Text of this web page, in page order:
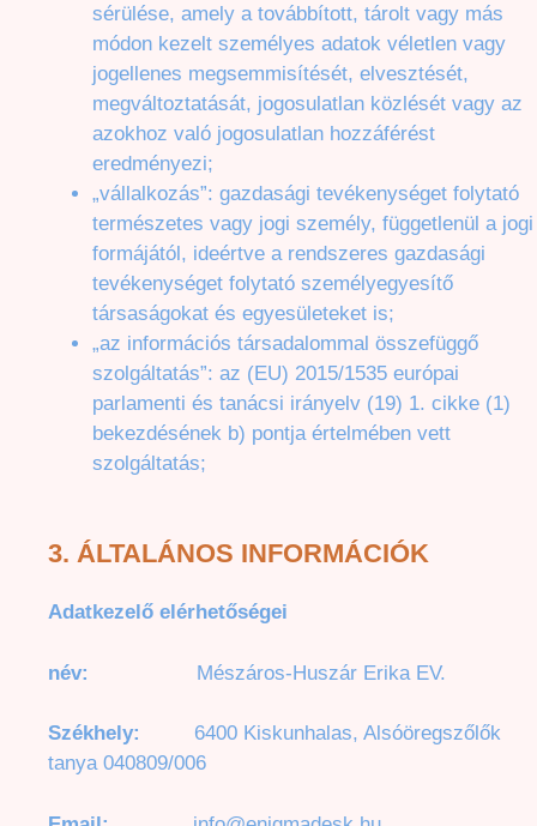
sérülése, amely a továbbított, tárolt vagy más
módon kezelt személyes adatok véletlen vagy
jogellenes megsemmisítését, elvesztését,
megváltoztatását, jogosulatlan közlését vagy az
azokhoz való jogosulatlan hozzáférést
eredményezi;
„vállalkozás”: gazdasági tevékenységet folytató
természetes vagy jogi személy, függetlenül a jogi
formájától, ideértve a rendszeres gazdasági
tevékenységet folytató személyegyesítő
társaságokat és egyesületeket is;
„az információs társadalommal összefüggő
szolgáltatás”: az (EU) 2015/1535 európai
parlamenti és tanácsi irányelv (19) 1. cikke (1)
bekezdésének b) pontja értelmében vett
szolgáltatás;
3. ÁLTALÁNOS INFORMÁCIÓK
Adatkezelő elérhetőségei
név: Mészáros-Huszár Erika EV.
Székhely:
6400 Kiskunhalas, Alsóöregszőlők
tanya 040809/006